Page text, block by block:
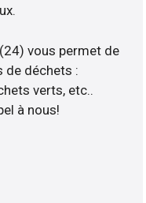
vous permet de
de déchets :
verts, etc..
à nous!